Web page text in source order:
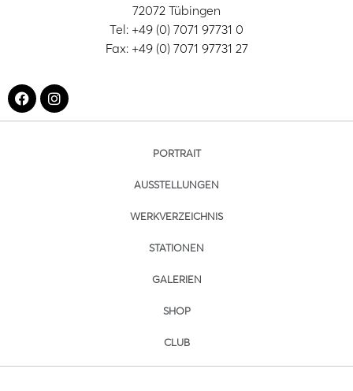
72072 Tübingen
Tel: +49 (0) 7071 97731 0
Fax: +49 (0) 7071 97731 27
PORTRAIT
AUSSTELLUNGEN
WERKVERZEICHNIS
STATIONEN
GALERIEN
SHOP
CLUB